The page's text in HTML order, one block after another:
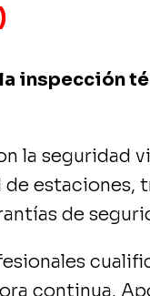
inspección
la seguridad
de
continua.